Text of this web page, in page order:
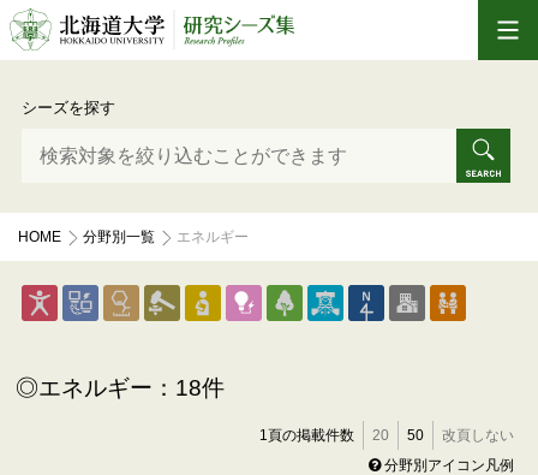
シーズを探す
HOME 分野別一覧 エネルギー
エネルギー：18件
1頁の掲載件数 20 50
改頁しない
分野別アイコン凡例